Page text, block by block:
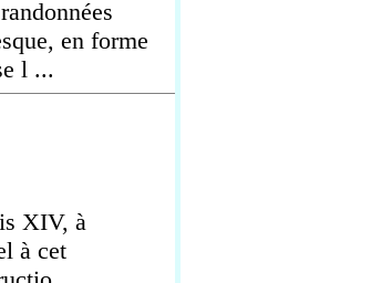
en forme
l ...
XIV, à
à cet